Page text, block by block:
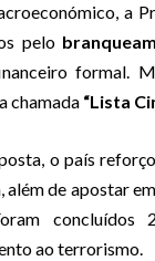
a
pelo
formal.
chamada “Lista
o país
de apostar
concluídos
ao terrorismo.